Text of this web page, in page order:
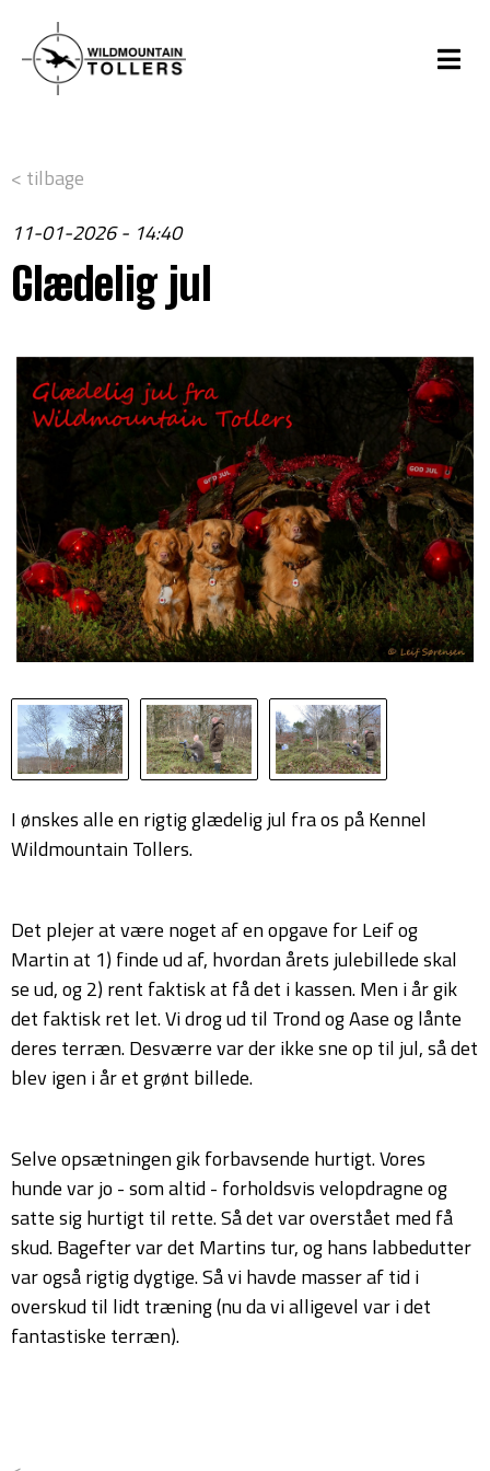
< tilbage
11-01-2026 - 14:40
Glædelig jul
I ønskes alle en rigtig glædelig jul fra os på Kennel
Wildmountain Tollers.
Det plejer at være noget af en opgave for Leif og
Martin at 1) finde ud af, hvordan årets julebillede skal
se ud, og 2) rent faktisk at få det i kassen. Men i år gik
det faktisk ret let. Vi drog ud til Trond og Aase og lånte
deres terræn. Desværre var der ikke sne op til jul, så det
blev igen i år et grønt billede.
Selve opsætningen gik forbavsende hurtigt. Vores
hunde var jo - som altid - forholdsvis velopdragne og
satte sig hurtigt til rette. Så det var overstået med få
skud. Bagefter var det Martins tur, og hans labbedutter
var også rigtig dygtige. Så vi havde masser af tid i
overskud til lidt træning (nu da vi alligevel var i det
fantastiske terræn).